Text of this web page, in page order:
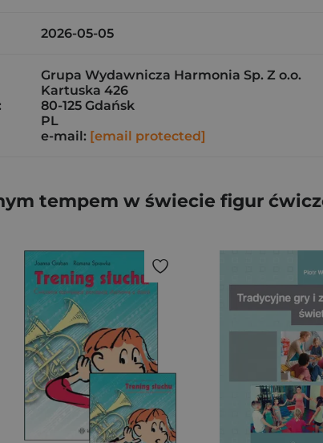
2026-05-05
Grupa Wydawnicza Harmonia Sp. Z o.o.
Kartuska 426
80-125 Gdańsk
PL
e-mail: [email protected]
tempem w świecie figur